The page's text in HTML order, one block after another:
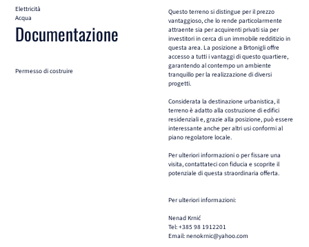
Elettricità
Acqua
Documentazione
Permesso di costruire
Questo terreno si distingue per il prezzo
vantaggioso, che lo rende particolarmente
attraente sia per acquirenti privati sia per
investitori in cerca di un immobile redditizio in
questa area. La posizione a Brtonigli offre
accesso a tutti i vantaggi di questo quartiere,
garantendo al contempo un ambiente
tranquillo per la realizzazione di diversi
progetti.
Considerata la destinazione urbanistica, il
terreno è adatto alla costruzione di edifici
residenziali e, grazie alla posizione, può essere
interessante anche per altri usi conformi al
piano regolatore locale.
Per ulteriori informazioni o per fissare una
visita, contattateci con fiducia e scoprite il
potenziale di questa straordinaria offerta.
Per ulteriori informazioni:
Nenad Krnić
Tel: +385 98 1912201
Email: nenokrnic@yahoo.com